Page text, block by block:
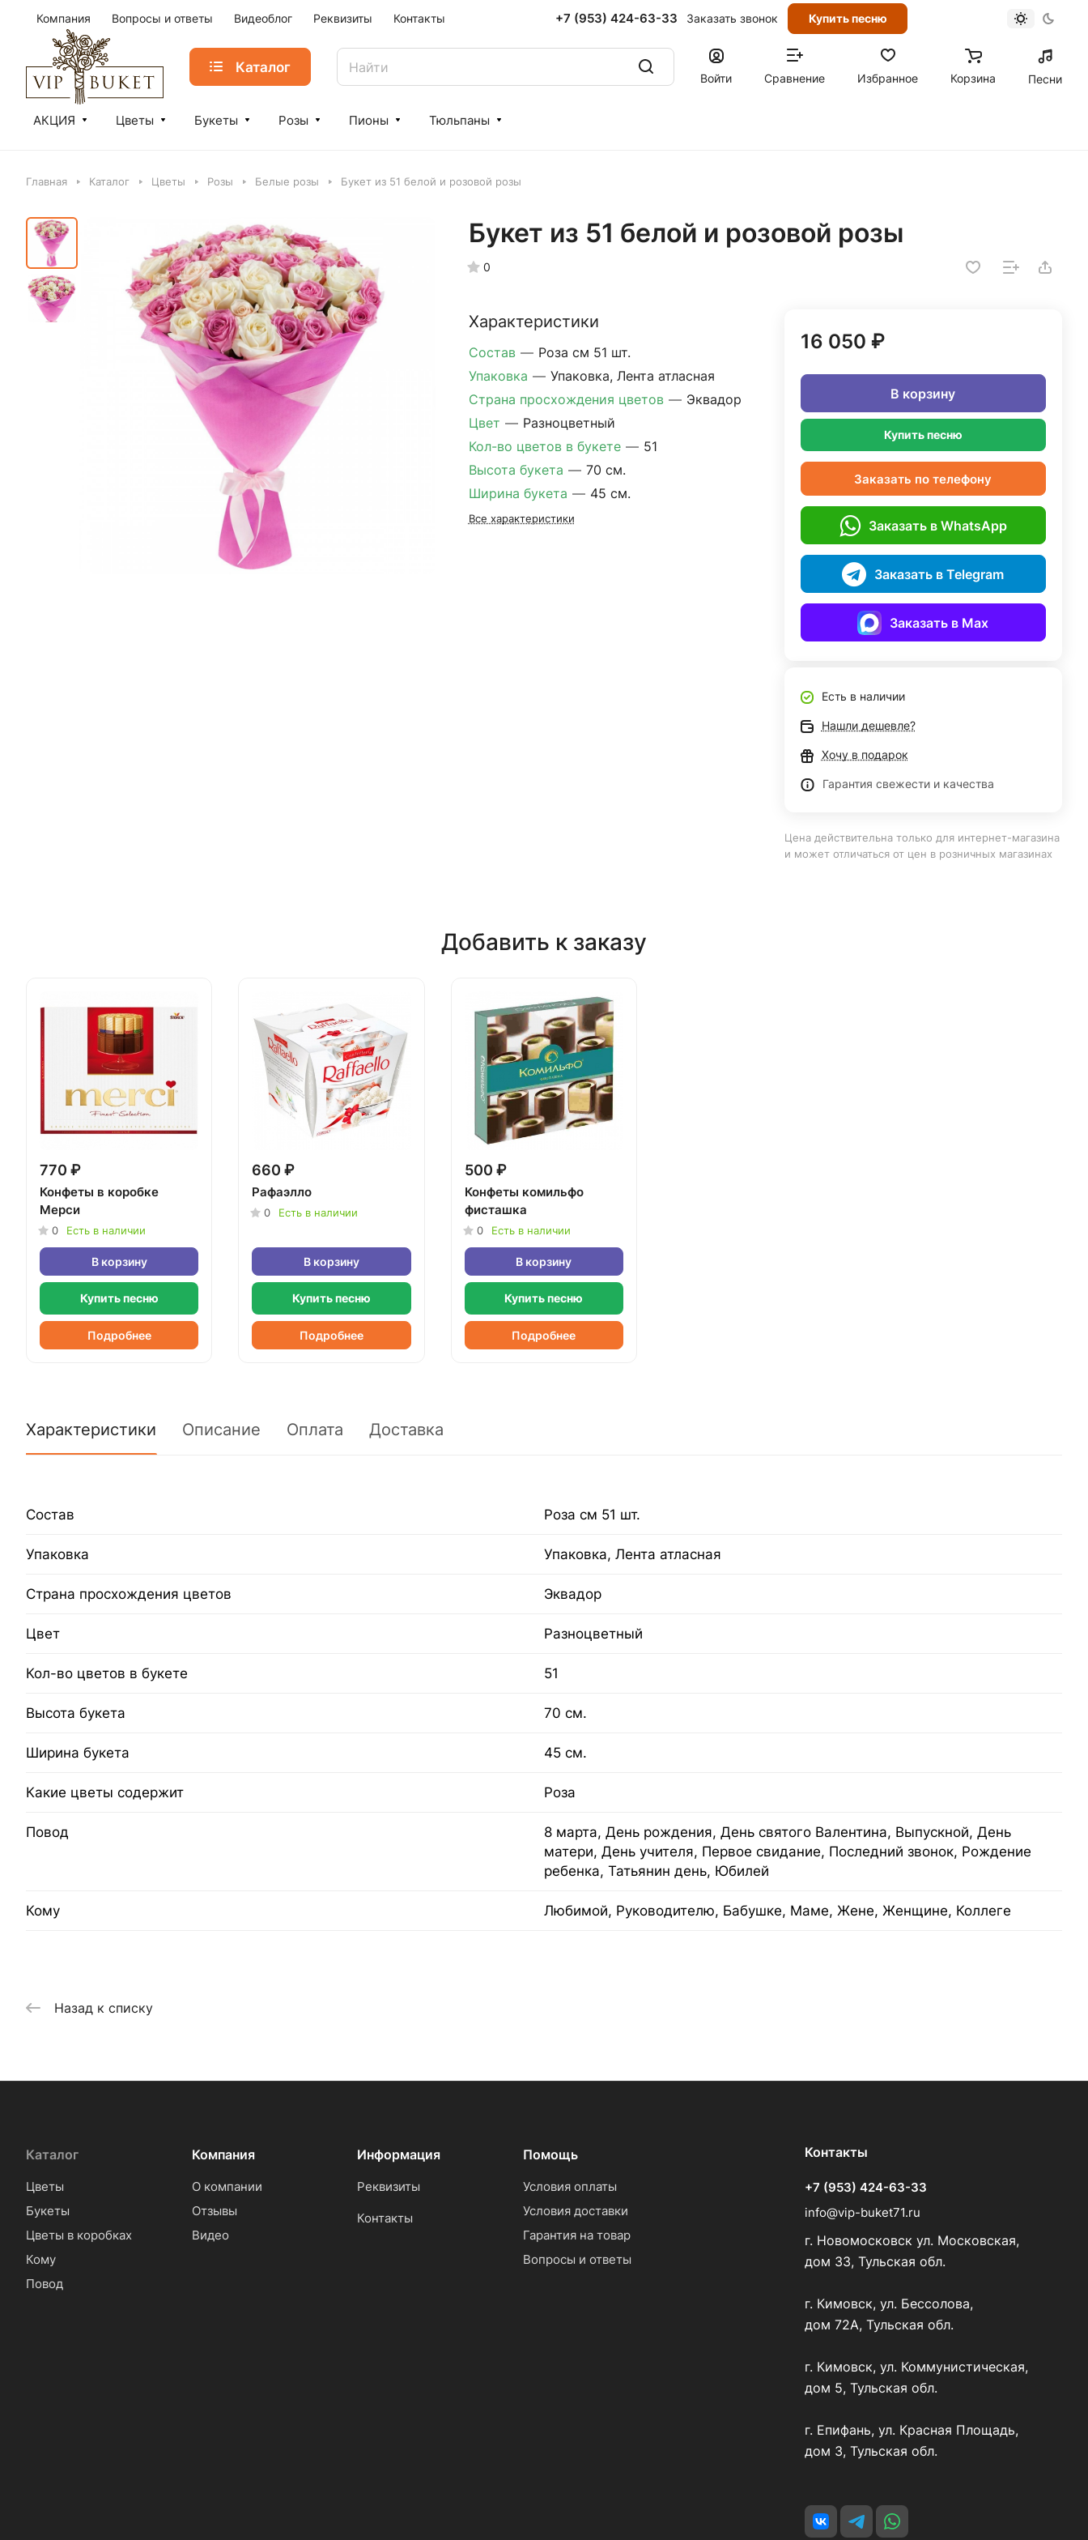
Компания Вопросы и ответы Видеоблог Реквизиты Контакты +7 (953) 424-63-33 Заказать звонок Купить песню
Каталог
Войти Сравнение Избранное Корзина Песни
АКЦИЯ Цветы Букеты Розы Пионы Тюльпаны
Главная Каталог Цветы Розы Белые розы Букет из 51 белой и розовой розы
Букет из 51 белой и розовой розы
0
Характеристики
Состав — Роза см 51 шт.
Упаковка — Упаковка, Лента атласная
Страна просхождения цветов — Эквадор
Цвет — Разноцветный
Кол-во цветов в букете — 51
Высота букета — 70 см.
Ширина букета — 45 см.
Все характеристики
16 050 ₽
В корзину
Купить песню
Заказать по телефону
Заказать в WhatsApp
Заказать в Telegram
Заказать в Max
Есть в наличии
Нашли дешевле?
Хочу в подарок
Гарантия свежести и качества
Цена действительна только для интернет-магазина
и может отличаться от цен в розничных магазинах
Добавить к заказу
770 ₽
Конфеты в коробке
Мерси
0 Есть в наличии
В корзину
Купить песню
Подробнее
660 ₽
Рафаэлло
0 Есть в наличии
В корзину
Купить песню
Подробнее
500 ₽
Конфеты комильфо
фисташка
0 Есть в наличии
В корзину
Купить песню
Подробнее
Характеристики Описание Оплата Доставка
Состав Роза см 51 шт.
Упаковка Упаковка, Лента атласная
Страна просхождения цветов Эквадор
Цвет Разноцветный
Кол-во цветов в букете 51
Высота букета 70 см.
Ширина букета 45 см.
Какие цветы содержит Роза
Повод
8 марта, День рождения, День святого Валентина, Выпускной, День
матери, День учителя, Первое свидание, Последний звонок, Рождение
ребенка, Татьянин день, Юбилей
Кому Любимой, Руководителю, Бабушке, Маме, Жене, Женщине, Коллеге
Назад к списку
Каталог
Цветы
Букеты
Цветы в коробках
Кому
Повод
Компания
О компании
Отзывы
Видео
Информация
Реквизиты
Контакты
Помощь
Условия оплаты
Условия доставки
Гарантия на товар
Вопросы и ответы
Контакты
+7 (953) 424-63-33
info@vip-buket71.ru
г. Новомосковск ул. Московская,
дом 33, Тульская обл.
г. Кимовск, ул. Бессолова,
дом 72А, Тульская обл.
г. Кимовск, ул. Коммунистическая,
дом 5, Тульская обл.
г. Епифань, ул. Красная Площадь,
дом 3, Тульская обл.